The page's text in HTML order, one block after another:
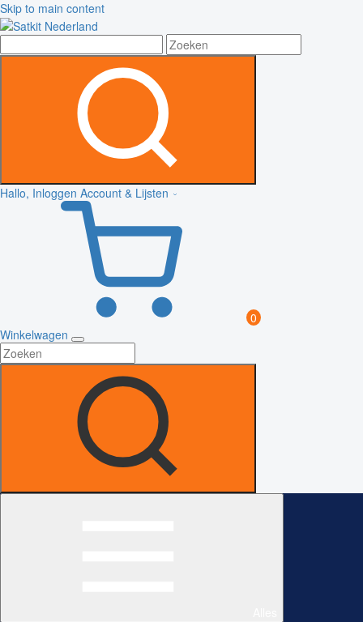
Skip to main content
Hallo, Inloggen Account & Lijsten
0
Winkelwagen